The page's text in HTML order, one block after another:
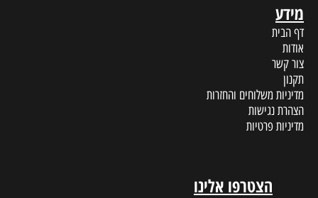
מידע
דף הבית
אודות
צור קשר
תקנון
מדיניות משלוחים והחזרות
הצהרת נגישות
מדיניות פרטיות
הצטרפו אלינו